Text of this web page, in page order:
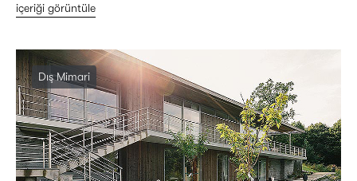
içeriği görüntüle
Dış Mimari